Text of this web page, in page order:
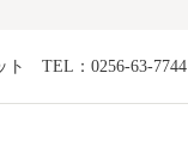
　TEL：0256-63-7744